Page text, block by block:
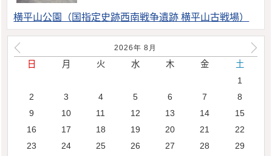
横平山公園（国指定史跡西南戦争遺跡 横平山古戦場）
2026年 8 月
日 月 火 水 木 金 土
1
2
3 4 5 6 7
8
9
10 11 12 13 14
15
16
17 18 19 20 21
22
23
24 25 26 27 28
29